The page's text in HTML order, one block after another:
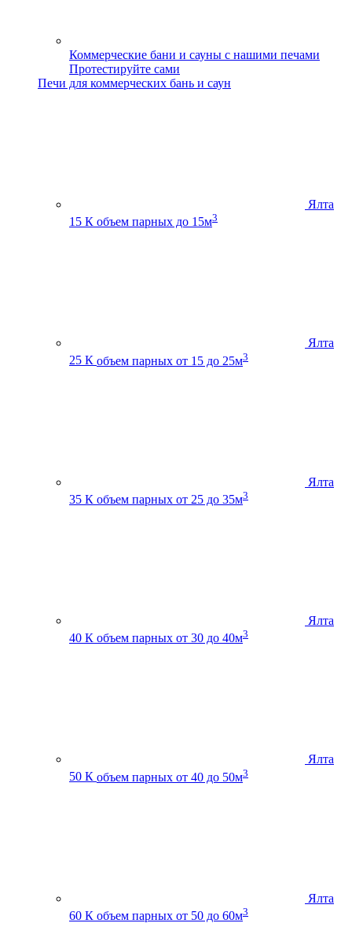
Коммерческие бани и сауны с нашими печами
Протестируйте сами
Печи для коммерческих бань и саун
Ялта
15 К объем парных до 15м3
Ялта
25 К объем парных от 15 до 25м3
Ялта
35 К объем парных от 25 до 35м3
Ялта
40 К объем парных от 30 до 40м3
Ялта
50 К объем парных от 40 до 50м3
Ялта
60 К объем парных от 50 до 60м3